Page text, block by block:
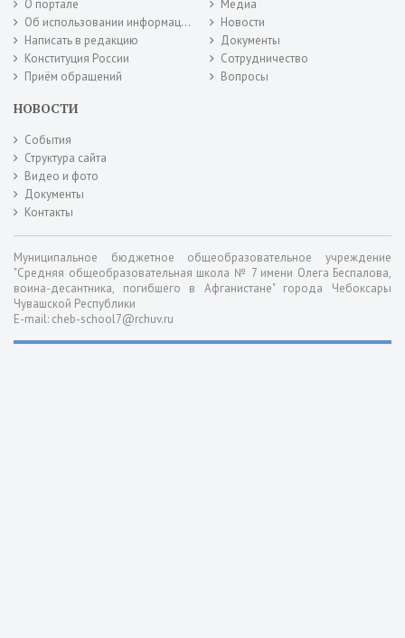
О портале
Об использовании информации сайта
Написать в редакцию
Конституция России
Приём обращений
Медиа
Новости
Документы
Сотрудничество
Вопросы
НОВОСТИ
События
Структура сайта
Видео и фото
Документы
Контакты
Муниципальное бюджетное общеобразовательное учреждение
"Средняя общеобразовательная школа № 7 имени Олега Беспалова,
воина-десантника, погибшего в Афганистане" города Чебоксары
Чувашской Республики
E-mail: cheb-school7@rchuv.ru